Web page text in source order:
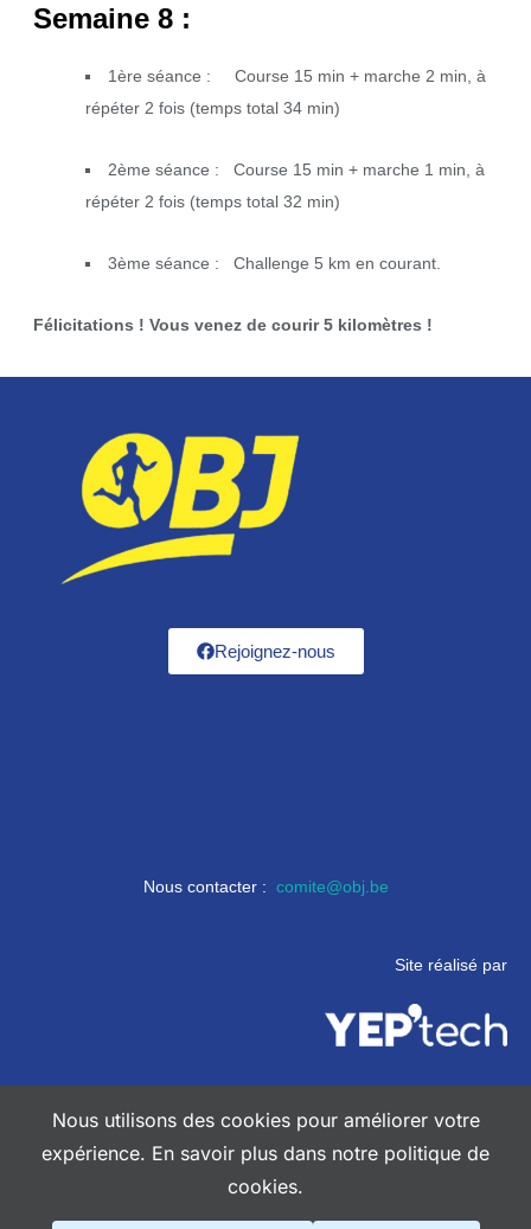
Semaine 8 :
1ère séance : Course 15 min + marche 2 min, à
répéter 2 fois (temps total 34 min)
2ème séance : Course 15 min + marche 1 min, à
répéter 2 fois (temps total 32 min)
3ème séance : Challenge 5 km en courant.
Félicitations ! Vous venez de courir 5 kilomètres !
Rejoignez-nous
Nous contacter : comite@obj.be
Site réalisé par
Mentions légales
Nous utilisons des cookies pour améliorer votre
expérience. En savoir plus dans notre politique de
cookies.